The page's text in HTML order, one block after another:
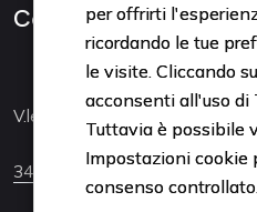
Contattaci
V.le Mentana 41, 43121 Parma
340 8141627
per offrirti
ricordando le tue
le visite. Cliccando
acconsenti all'uso di
Tuttavia è possibile
Impostazioni cookie
consenso